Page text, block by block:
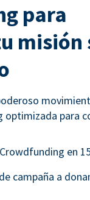
para
misión
para
en
campaña a